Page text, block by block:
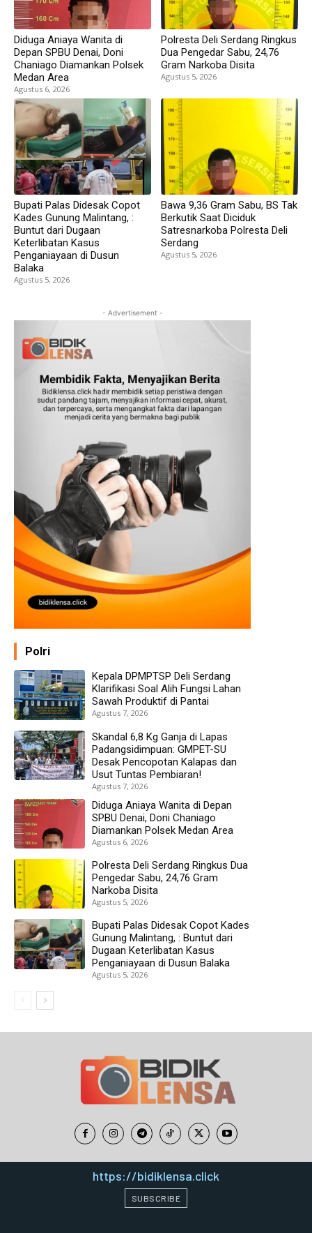
Diduga Aniaya Wanita di
Depan SPBU Denai, Doni
Chaniago Diamankan Polsek
Medan Area
Agustus 6, 2026
Polresta Deli Serdang Ringkus
Dua Pengedar Sabu, 24,76
Gram Narkoba Disita
Agustus 5, 2026
Bupati Palas Didesak Copot
Kades Gunung Malintang, :
Buntut dari Dugaan
Keterlibatan Kasus
Penganiayaan di Dusun
Balaka
Agustus 5, 2026
Bawa 9,36 Gram Sabu, BS Tak
Berkutik Saat Diciduk
Satresnarkoba Polresta Deli
Serdang
Agustus 5, 2026
- Advertisement -
Polri
Kepala DPMPTSP Deli Serdang
Klarifikasi Soal Alih Fungsi Lahan
Sawah Produktif di Pantai
Agustus 7, 2026
Skandal 6,8 Kg Ganja di Lapas
Padangsidimpuan: GMPET-SU
Desak Pencopotan Kalapas dan
Usut Tuntas Pembiaran!
Agustus 7, 2026
Diduga Aniaya Wanita di Depan
SPBU Denai, Doni Chaniago
Diamankan Polsek Medan Area
Agustus 6, 2026
Polresta Deli Serdang Ringkus Dua
Pengedar Sabu, 24,76 Gram
Narkoba Disita
Agustus 5, 2026
Bupati Palas Didesak Copot Kades
Gunung Malintang, : Buntut dari
Dugaan Keterlibatan Kasus
Penganiayaan di Dusun Balaka
Agustus 5, 2026
https://bidiklensa.click
SUBSCRIBE